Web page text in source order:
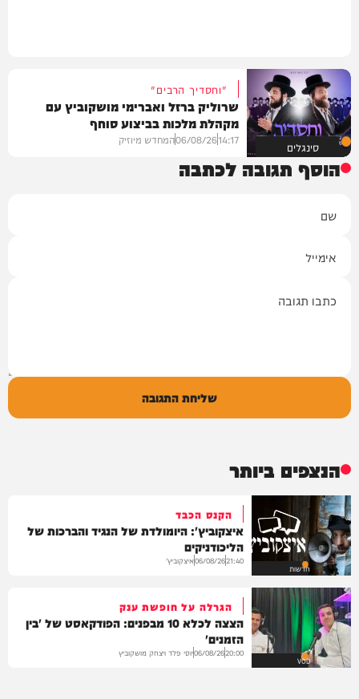
סינגלים
"וחסדיך הרבים"
שרוליק ברזל ואברימי מושקוביץ עם
מקהלת מלכות בביצוע סוחף
14:17
06/08/26המחדש מיוזיק
הוסף תגובה לכתבה
שליחת התגובה
הנצפים ביותר
חדשות
הקנס הכבד
איצקוביץ': היומולדת של הנגיד והברכות של
הליכודניקים
21:40
06/08/26איצקוביץ'
VOD
הגרלה על חופשת ענק
הצצה לכלא 10 מבפנים: הפודקאסט של 'בין
הזמנים'
20:00
06/08/26יוסי פלד ויצחק מושקוביץ